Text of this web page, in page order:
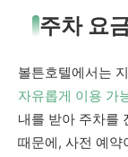
주차 요
볼튼호텔에서는
자유롭게 이용 가
내를 받아 주차를
때문에, 사전 예약